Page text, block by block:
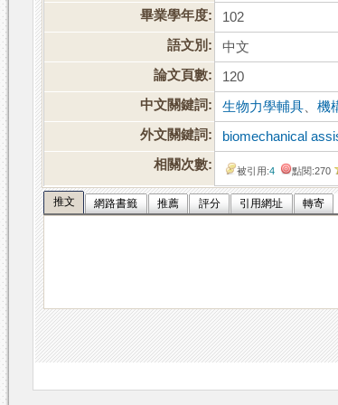
畢業學年度:
102
語文別:
中文
論文頁數:
120
中文關鍵詞:
生物力學輔具 、機
外文關鍵詞:
biomechanical
相關次數:
被引用:4 點閱:270
推文 網路書籤 推薦 評分 引用網址 轉寄